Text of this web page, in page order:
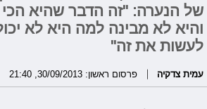
של הנערה: "זה הדבר שהיא
והיא לא מבינה למה היא לא
לעשות את זה"
עמית צדקיה פרסום ראשון: 30/09/2013, 21:40